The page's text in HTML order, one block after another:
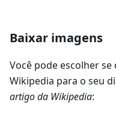
Baixar imagens
Você pode escolher
Wikipedia para o seu
artigo da Wikipedia: